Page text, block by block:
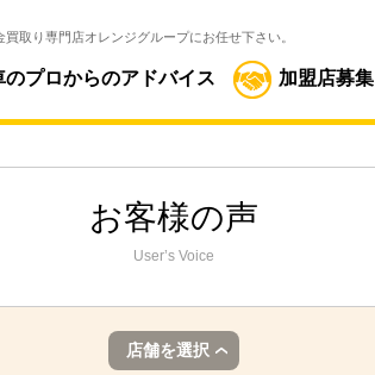
取り専門店オレンジグループにお任せ下さい。
のプロからのアドバイス 加盟店募集
お客様の声
User’s Voice
店舗を選択